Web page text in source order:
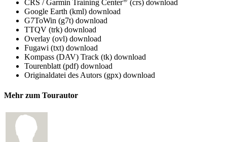
CRS / Garmin Training Center (crs) download
Google Earth (kml) download
G7ToWin (g7t) download
TTQV (trk) download
Overlay (ovl) download
Fugawi (txt) download
Kompass (DAV) Track (tk) download
Tourenblatt (pdf) download
Originaldatei des Autors (gpx) download
Mehr zum Tourautor